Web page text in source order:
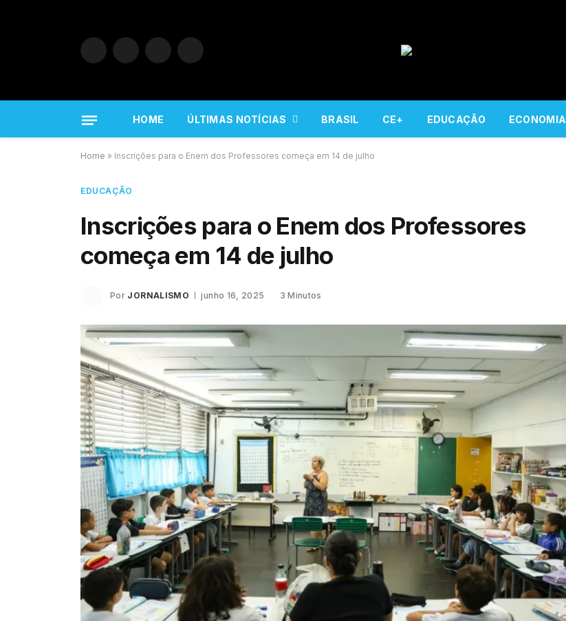
Facebook InstagramYouTube
HOME ÚLTIMAS NOTÍCIAS BRASIL CE+ EDUCAÇÃO ECONOMIA
Home » Inscrições para o Enem dos Professores começa em 14 de julho
EDUCAÇÃO
Inscrições para o Enem dos Professores
começa em 14 de julho
Por JORNALISMO junho 16, 2025 3 Minutos